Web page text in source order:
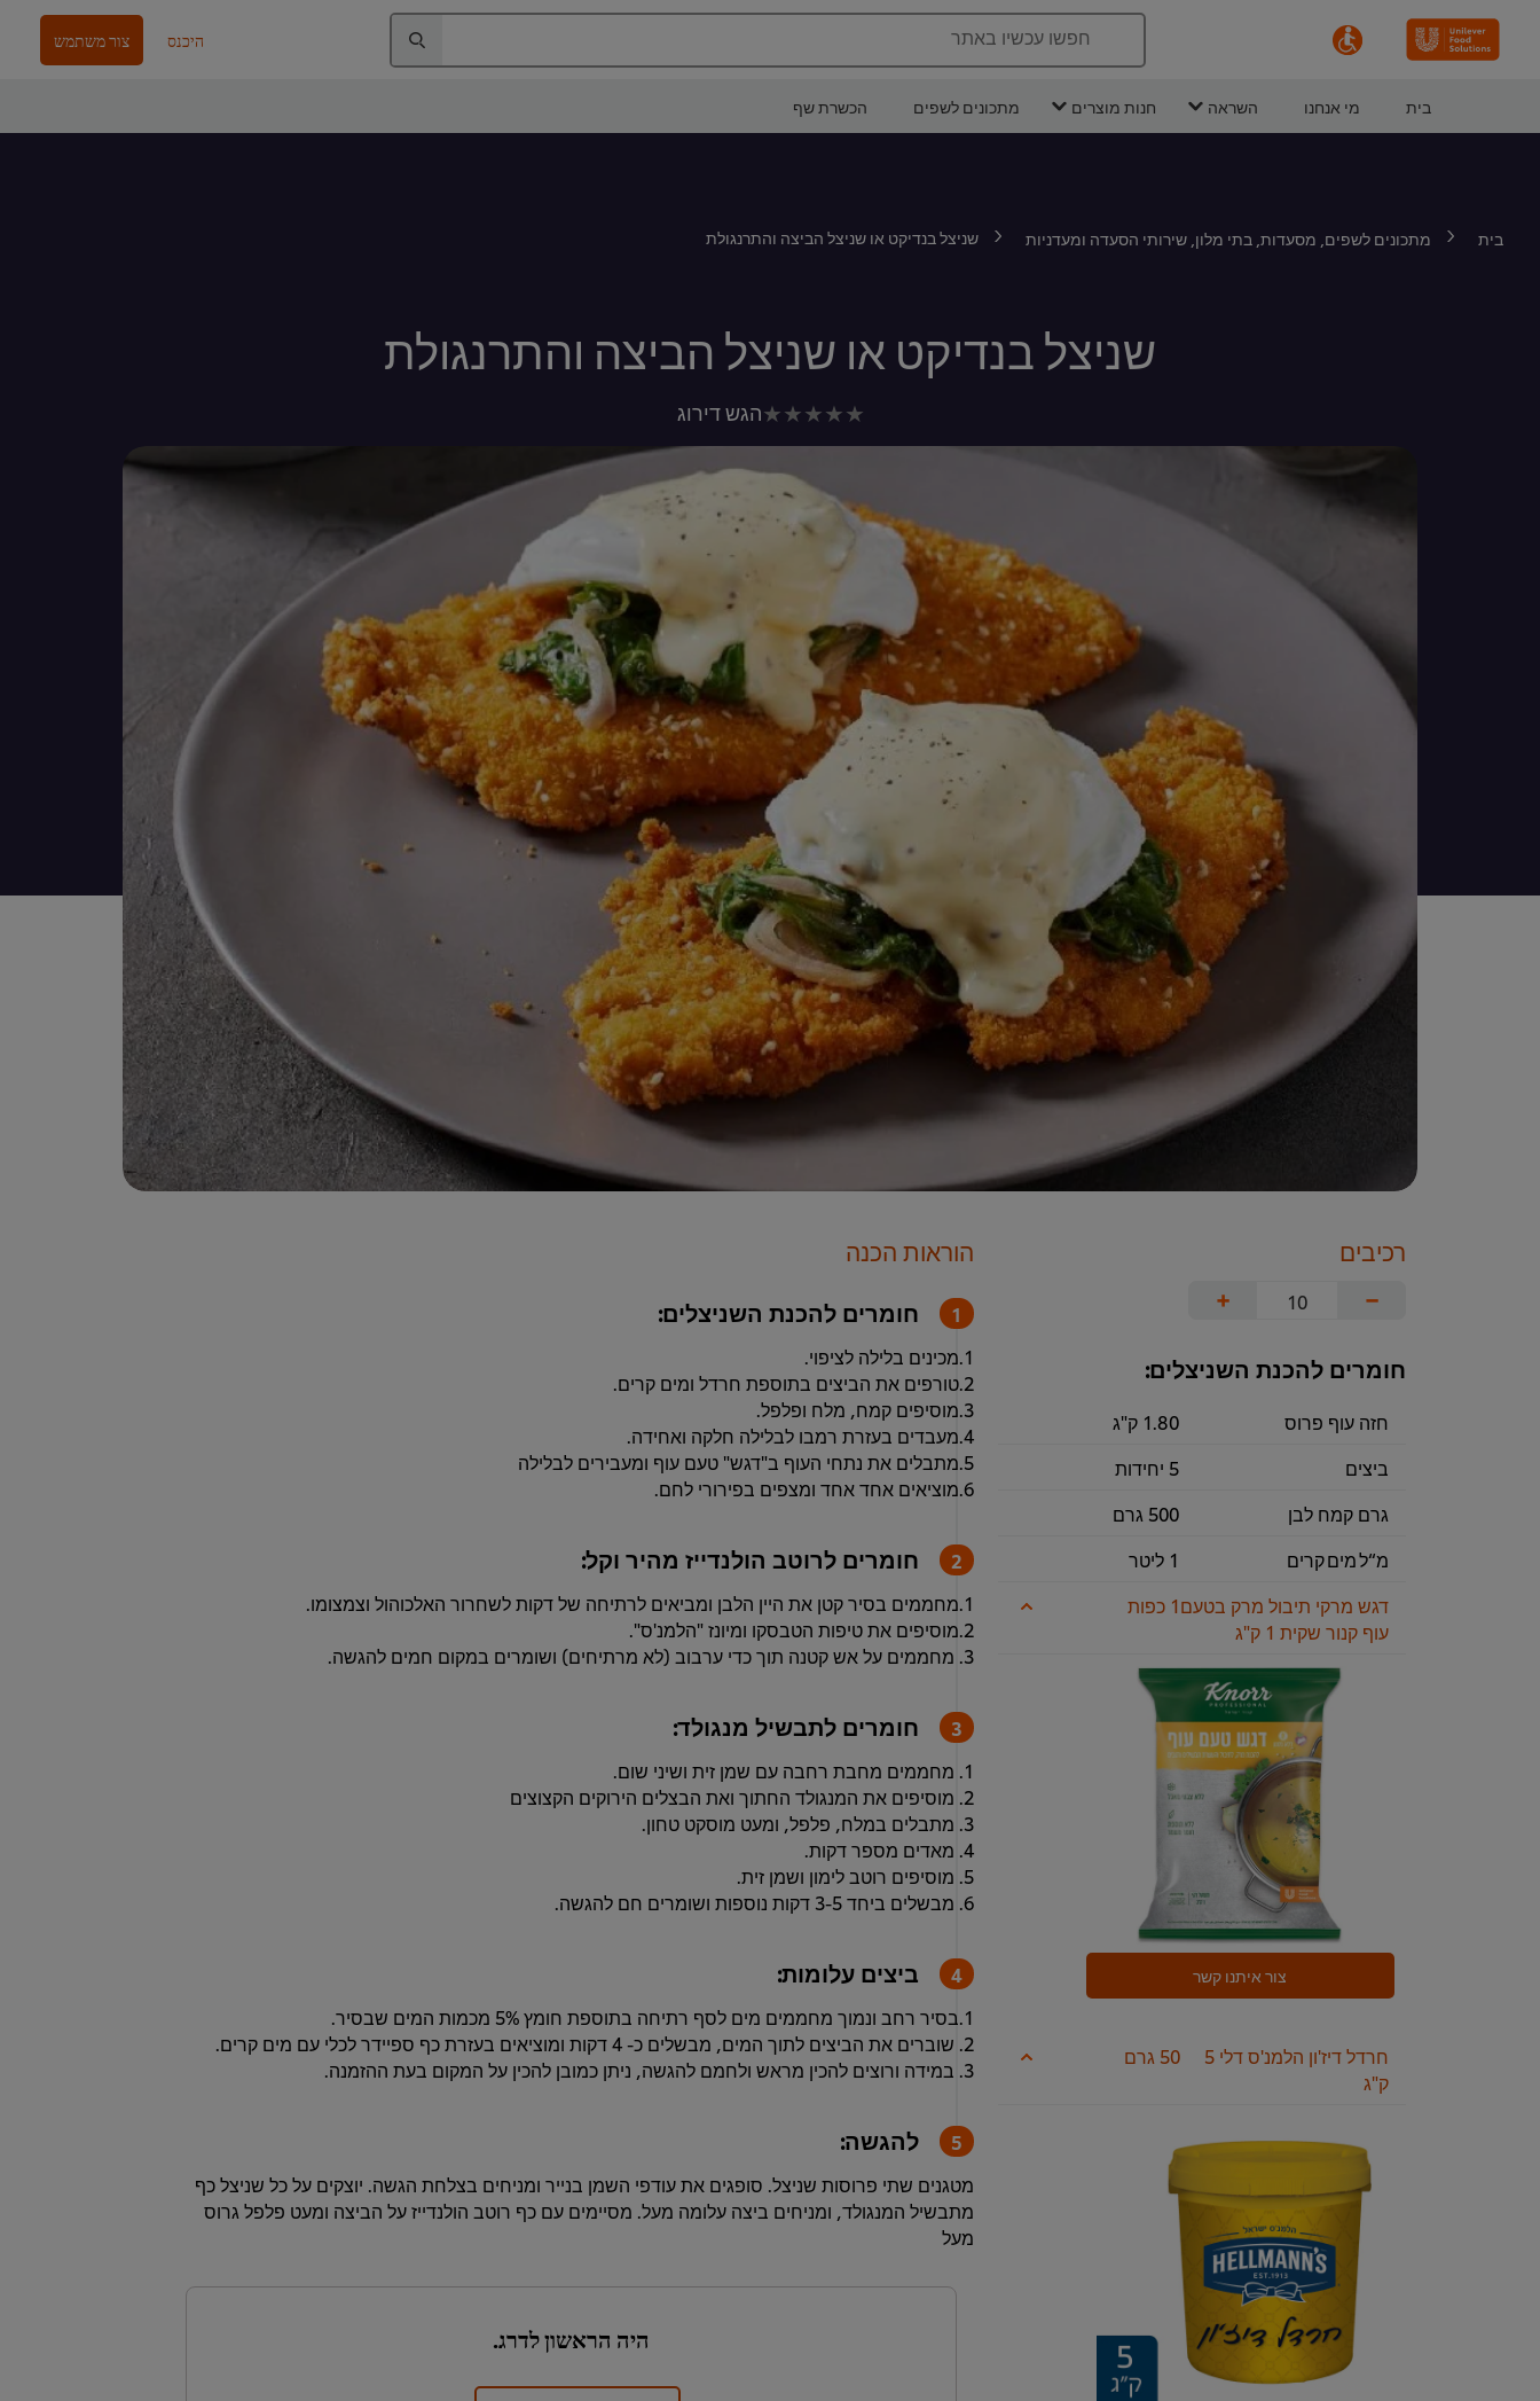
חפשו עכשיו באתר היכנס צור משתמש
בית מי אנחנו השראה חנות מוצרים מתכונים לשפים הכשרת שף
בית מתכונים לשפים, מסעדות, בתי מלון, שירותי הסעדה ומעדניות שניצל בנדיקט או שניצל הביצה והתרנגולת
שניצל בנדיקט או שניצל הביצה והתרנגולת
לא
נשלחו
דירוגים
עבור
recipe
הגש דירוג
רכיבים
−
+
חומרים להכנת השניצלים:
חזה עוף פרוס
1.80 ק"ג
ביצים
5 יחידות
גרם קמח לבן
500 גרם
מ“ל מים קרים
1 ליטר
דגש מרקי תיבול מרק בטעם
עוף קנור שקית 1 ק"ג
1 כפות
צור איתנו קשר
חרדל דיז'ון הלמנ'ס דלי 5
ק"ג
50 גרם
הוראות הכנה
חומרים להכנת השניצלים:
1.מכינים בלילה לציפוי.
2.טורפים את הביצים בתוספת חרדל ומים קרים.
3.מוסיפים קמח, מלח ופלפל.
4.מעבדים בעזרת רמבו לבלילה חלקה ואחידה.
5.מתבלים את נתחי העוף ב"דגש" טעם עוף ומעבירים לבלילה
6.מוציאים אחד אחד ומצפים בפירורי לחם.
חומרים לרוטב הולנדייז מהיר וקל:
1.מחממים בסיר קטן את היין הלבן ומביאים לרתיחה של דקות לשחרור האלכוהול וצמצומו.
2.מוסיפים את טיפות הטבסקו ומיונז "הלמנ'ס".
3. מחממים על אש קטנה תוך כדי ערבוב (לא מרתיחים) ושומרים במקום חמים להגשה.
חומרים לתבשיל מנגולד:
1. מחממים מחבת רחבה עם שמן זית ושיני שום.
2. מוסיפים את המנגולד החתוך ואת הבצלים הירוקים הקצוצים
3. מתבלים במלח, פלפל, ומעט מוסקט טחון.
4. מאדים מספר דקות.
5. מוסיפים רוטב לימון ושמן זית.
6. מבשלים ביחד 3-5 דקות נוספות ושומרים חם להגשה.
ביצים עלומות:
1.בסיר רחב ונמוך מחממים מים לסף רתיחה בתוספת חומץ 5% מכמות המים שבסיר.
2. שוברים את הביצים לתוך המים, מבשלים כ- 4 דקות ומוציאים בעזרת כף ספיידר לכלי עם מים קרים.
3. במידה ורוצים להכין מראש ולחמם להגשה, ניתן כמובן להכין על המקום בעת ההזמנה.
להגשה:
מטגנים שתי פרוסות שניצל. סופגים את עודפי השמן בנייר ומניחים בצלחת הגשה. יוצקים על כל שניצל כף
מתבשיל המנגולד, ומניחים ביצה עלומה מעל. מסיימים עם כף רוטב הולנדייז על הביצה ומעט פלפל גרוס
מעל
היה הראשון לדרג.